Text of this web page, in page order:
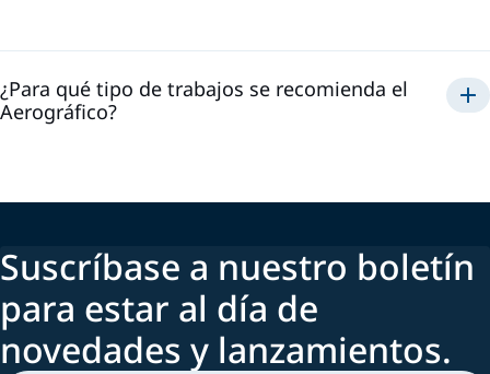
¿Para qué tipo de trabajos se recomienda el
Aerográfico?
Suscríbase a nuestro boletín
para estar al día de
novedades y lanzamientos.